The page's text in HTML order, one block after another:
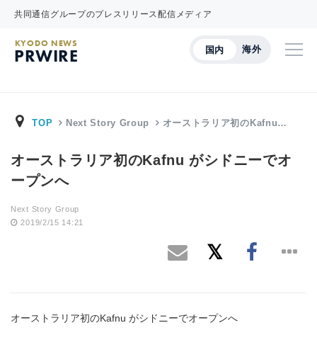
共同通信グループのプレスリリース配信メディア
国内 海外
KYODO NEWS
PRWIRE
TOP Next Story Group オーストラリア初のKafnu…
オーストラリア初のKafnu がシドニーでオ
ープンへ
Next Story Group
2019/2/15 14:21
オーストラリア初のKafnu がシドニーでオープンへ